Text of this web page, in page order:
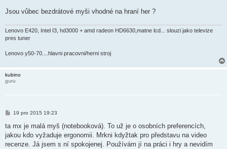
e
Jsou vůbec bezdrátové myši vhodné na hraní her ?
Lenovo E420, Intel I3, hd3000 + amd radeon HD6630,matne lcd... slouzi jako televize
pres tuner
Lenovo y50-70....hlavni pracovni/herni stroj
kubino
guru
P
p
ě
19 pro 2015 19:23
ta mx je malá myš (notebooková). To už je o osobních preferencích,
jakou kdo vyžaduje ergonomii. Mrkni kdyžtak pro představu na video
recenze. Já jsem s ní spokojenej. Používám jí na práci i hry a nevidím